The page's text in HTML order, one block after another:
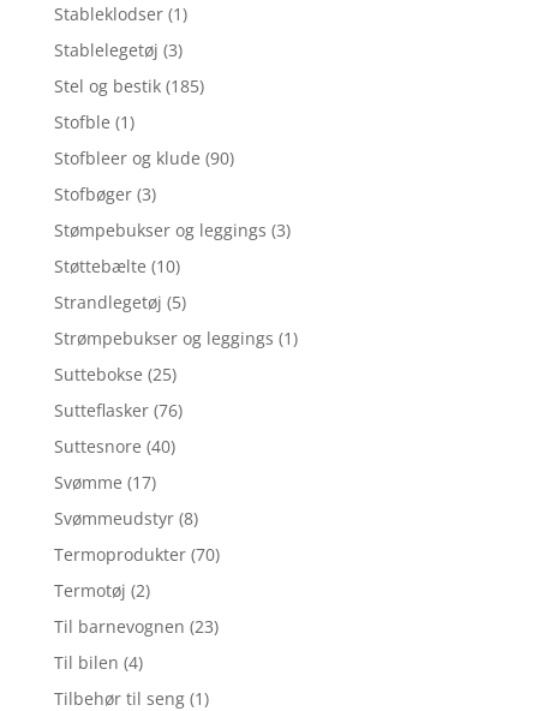
Stableklodser (1)
Stablelegetøj (3)
Stel og bestik (185)
Stofble (1)
Stofbleer og klude (90)
Stofbøger (3)
Stømpebukser og leggings (3)
Støttebælte (10)
Strandlegetøj (5)
Strømpebukser og leggings (1)
Suttebokse (25)
Sutteflasker (76)
Suttesnore (40)
Svømme (17)
Svømmeudstyr (8)
Termoprodukter (70)
Termotøj (2)
Til barnevognen (23)
Til bilen (4)
Tilbehør til seng (1)